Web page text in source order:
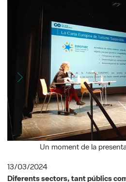
Un moment de la
13/03/2024
Diferents sectors, tant públics
la candidatura a la
(CETS) del Parc de la Serralada